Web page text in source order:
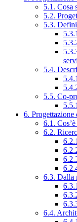
5.1. Cosa
5.2.
5.3.
5.4.
5.5. Co-
6. Progettazione
6.1.
6.2.
6.3. Dalla
6.4.